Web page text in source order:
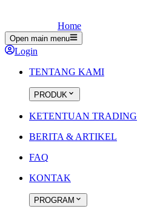
Home
Open main menu
Login
TENTANG KAMI
PRODUK
KETENTUAN TRADING
BERITA & ARTIKEL
FAQ
KONTAK
PROGRAM